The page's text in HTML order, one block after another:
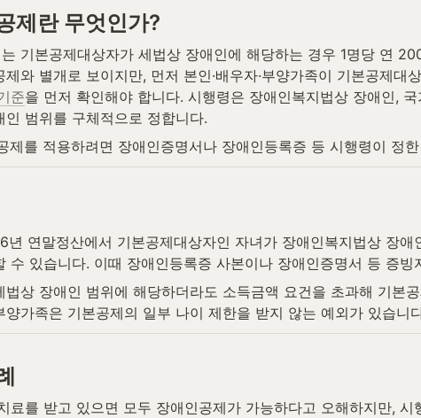
제란 무엇인가?
기본공제대상자가 세법상 장애인에 해당하는 경우 1명당 연
제와 별개로 보이지만, 먼저 본인·배우자·부양가족이 기본공제대
준을 먼저 확인해야 합니다. 시행령은 장애인복지법상 장애인,
인 범위를 구체적으로 정합니다.
제를 적용하려면 장애인증명서나 장애인등록증 등 시행령이 정
년 연말정산에서 기본공제대상자인 자녀가 장애인복지법상 장
수 있습니다. 이때 장애인등록증 사본이나 장애인증명서 등 증빙
법상 장애인 범위에 해당하더라도 소득금액 요건을 초과해 기본
양가족은 기본공제의 일부 나이 제한을 받지 않는 예외가 있습니
료를 받고 있으면 모두 장애인공제가 가능하다고 오해하지만,